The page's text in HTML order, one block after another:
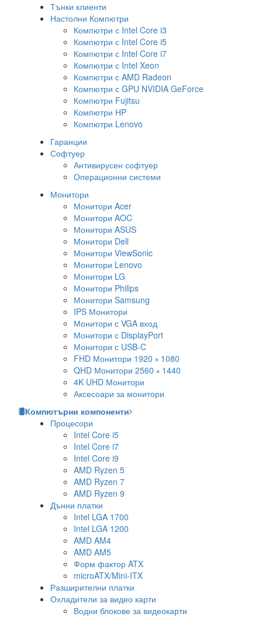
Тънки клиенти
Настолни Компютри
Компютри с Intel Core i3
Компютри с Intel Core i5
Компютри с Intel Core i7
Компютри с Intel Xeon
Компютри с AMD Radeon
Компютри с GPU NVIDIA GeForce
Компютри Fujitsu
Компютри HP
Компютри Lenovo
Гаранции
Софтуер
Антивирусен софтуер
Операционни системи
Монитори
Монитори Acer
Монитори AOC
Монитори ASUS
Монитори Dell
Монитори ViewSonic
Монитори Lenovo
Монитори LG
Монитори Philips
Монитори Samsung
IPS Монитори
Монитори с VGA вход
Монитори с DisplayPort
Монитори с USB-C
FHD Монитори 1920 × 1080
QHD Монитори 2560 × 1440
4K UHD Монитори
Аксесоари за монитори
Компютърни компоненти
Процесори
Intel Core i5
Intel Core i7
Intel Core i9
AMD Ryzen 5
AMD Ryzen 7
AMD Ryzen 9
Дънни платки
Intel LGA 1700
Intel LGA 1200
AMD AM4
AMD AM5
Форм фактор ATX
microATX/Mini-ITX
Разширителни платки
Охладители за видео карти
Водни блокове за видеокарти